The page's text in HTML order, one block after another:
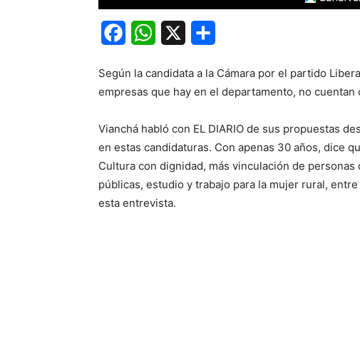
FacebookWhatsApp
Según la candidata a la Cámara por el partido
empresas que hay en el departamento, no
Vianchá habló con EL DIARIO de sus propuestas
en estas candidaturas. Con apenas 30 años, dice
Cultura con dignidad, más vinculación de
públicas, estudio y trabajo para la mujer rural,
esta entrevista.